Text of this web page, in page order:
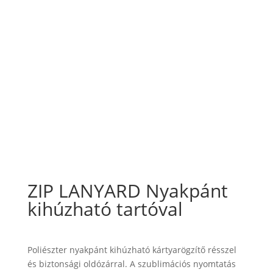
ZIP LANYARD Nyakpánt
kihúzható tartóval
Poliészter nyakpánt kihúzható kártyarögzítő résszel
és biztonsági oldózárral. A szublimációs nyomtatás